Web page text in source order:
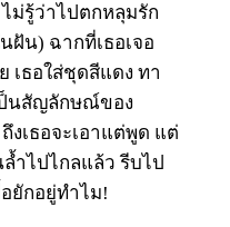
ม่รู้ว่าไปตกหลุมรัก
ฝัน) ฉากที่เธอเจอ
เธอใส่ชุดสีแดง ทา
ป็นสัญลักษณ์ของ
งเธอจะเอาแต่พูด แต่
ำไปไกลแล้ว รีบไป
ยักอยู่ทำไม!